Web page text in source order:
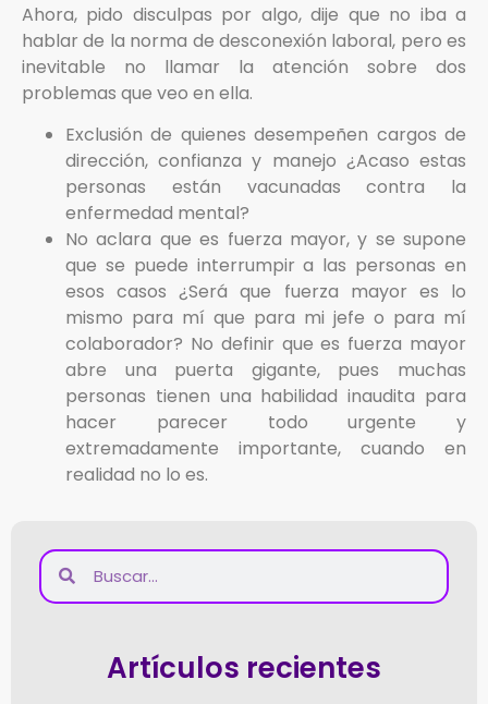
Ahora, pido disculpas por algo, dije que no iba a
hablar de la norma de desconexión laboral, pero es
inevitable no llamar la atención sobre dos
problemas que veo en ella.
Exclusión de quienes desempeñen cargos de
dirección, confianza y manejo ¿Acaso estas
personas están vacunadas contra la
enfermedad mental?
No aclara que es fuerza mayor, y se supone
que se puede interrumpir a las personas en
esos casos ¿Será que fuerza mayor es lo
mismo para mí que para mi jefe o para mí
colaborador? No definir que es fuerza mayor
abre una puerta gigante, pues muchas
personas tienen una habilidad inaudita para
hacer parecer todo urgente y
extremadamente importante, cuando en
realidad no lo es.
Artículos recientes